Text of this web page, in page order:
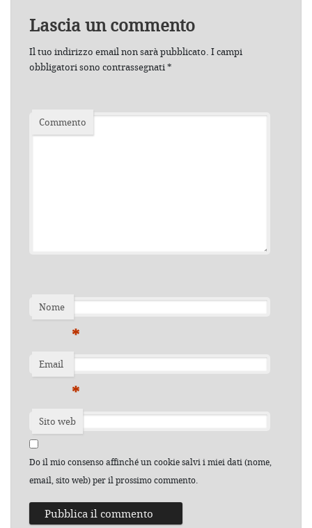
Lascia un commento
Il tuo indirizzo email non sarà pubblicato. I campi
obbligatori sono contrassegnati*
Commento
Nome
*
Email
*
Sito web
Do il mio consenso affinché un cookie salvi i miei dati (nome,
email, sito web) per il prossimo commento.